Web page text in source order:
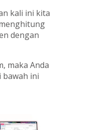
kali ini kita
dengan
maka Anda
bawah ini